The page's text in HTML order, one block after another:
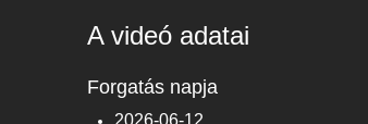
A videó adatai
Forgatás napja
2026-06-12